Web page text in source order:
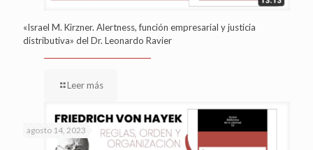
«Israel M. Kirzner. Alertness, función empresarial y justicia
distributiva» del Dr. Leonardo Ravier
Leer más
agosto 14, 2023